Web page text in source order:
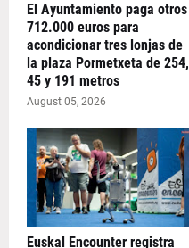
El Ayuntamiento paga otros
712.000 euros para
acondicionar tres lonjas de
la plaza Pormetxeta de 254,
45 y 191 metros
August 05, 2026
Euskal Encounter registra